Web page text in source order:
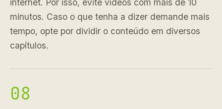
internet. Por isso, evite vídeos com mais de 10
minutos. Caso o que tenha a dizer demande mais
tempo, opte por dividir o conteúdo em diversos
capítulos.
08